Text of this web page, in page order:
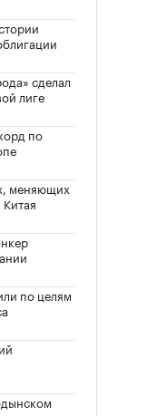
сделал
лиге
по
меняющих
по целям